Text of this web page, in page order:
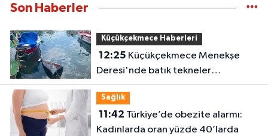
Son Haberler
Küçükçekmece Haberleri
12:25
Deresi'nde batık tekneler
karabatakların yuvası oldu
Sağlık
11:42
Kadınlarda oran yüzde 40’larda